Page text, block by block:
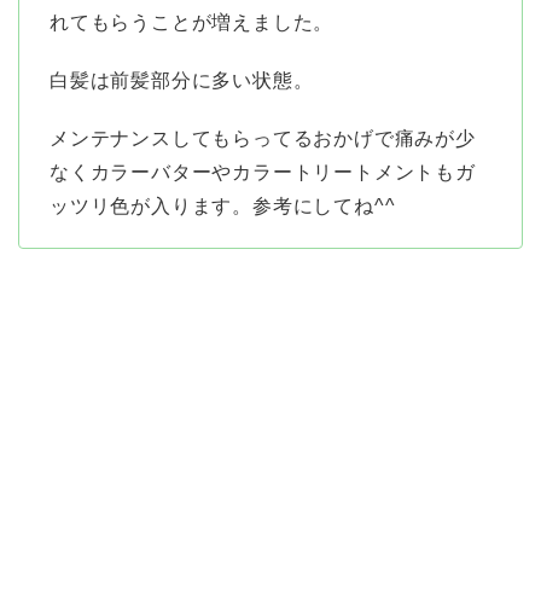
れてもらうことが増えました。
白髪は前髪部分に多い状態。
メンテナンスしてもらってるおかげで痛みが少
なくカラーバターやカラートリートメントもガ
ッツリ色が入ります。参考にしてね^^